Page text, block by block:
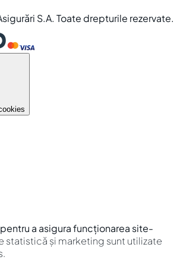
S.A. Toate drepturile rezervate.
a asigura funcționarea site-
statistică și marketing sunt utilizate